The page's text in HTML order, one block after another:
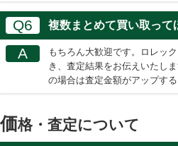
Q6 複数まとめて買い取って
A
もちろん大歓迎です。ロレッ
き、査定結果をお伝えいたし
の場合は査定金額がアップする
価格・査定について